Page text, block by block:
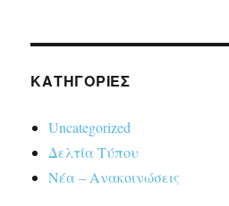
KΑΤΗΓΟΡΊΕΣ
Uncategorized
Δελτία Τύπου
Νέα – Ανακοινώσεις